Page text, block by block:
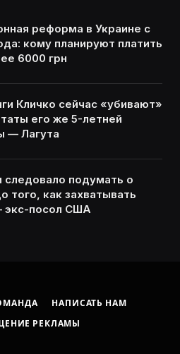
реформа в Украине с
кому планируют платить
6000 грн
Кличко сейчас «убивают»
его же 5-летней
— Лагута
следовало подумать о
того, как захватывать
экс-посол США
НАПИСАТЬ НАМ
РЕКЛАМЫ